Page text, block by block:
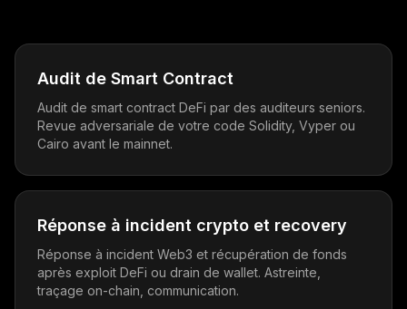
Audit de Smart Contract
Audit de smart contract DeFi par des auditeurs seniors.
Revue adversariale de votre code Solidity, Vyper ou
Cairo avant le mainnet.
Réponse à incident crypto et recovery
Réponse à incident Web3 et récupération de fonds
après exploit DeFi ou drain de wallet. Astreinte,
traçage on-chain, communication.